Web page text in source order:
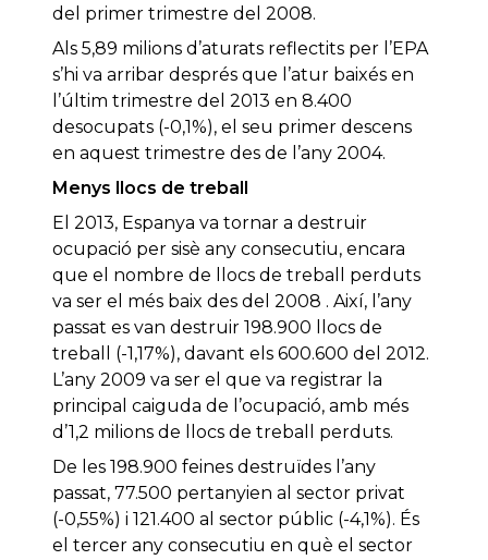
del primer trimestre del 2008.
Als 5,89 milions d’aturats reflectits per l’EPA
s’hi va arribar després que l’atur baixés en
l’últim trimestre del 2013 en 8.400
desocupats (-0,1%), el seu primer descens
en aquest trimestre des de l’any 2004.
Menys llocs de treball
El 2013, Espanya va tornar a destruir
ocupació per sisè any consecutiu, encara
que el nombre de llocs de treball perduts
va ser el més baix des del 2008 . Així, l’any
passat es van destruir 198.900 llocs de
treball (-1,17%), davant els 600.600 del 2012.
L’any 2009 va ser el que va registrar la
principal caiguda de l’ocupació, amb més
d’1,2 milions de llocs de treball perduts.
De les 198.900 feines destruïdes l’any
passat, 77.500 pertanyien al sector privat
(-0,55%) i 121.400 al sector públic (-4,1%). És
el tercer any consecutiu en què el sector